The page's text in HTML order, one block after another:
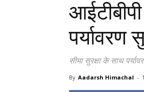
पर्यावरण
सीमा सुरक्षा के साथ
By Aadarsh Himachal -